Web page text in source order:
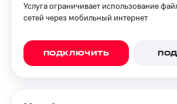
Услуга ограничивает использование
сетей через мобильный интернет
ПОДКЛЮЧИТЬ